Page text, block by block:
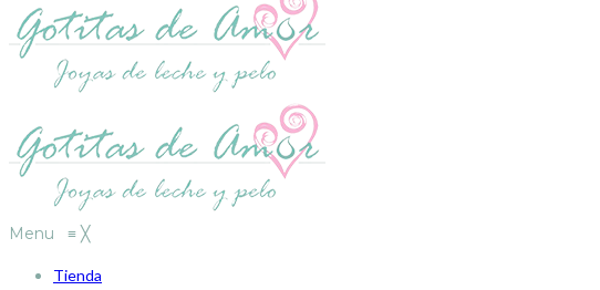
Menu ≡ ╳
Tienda